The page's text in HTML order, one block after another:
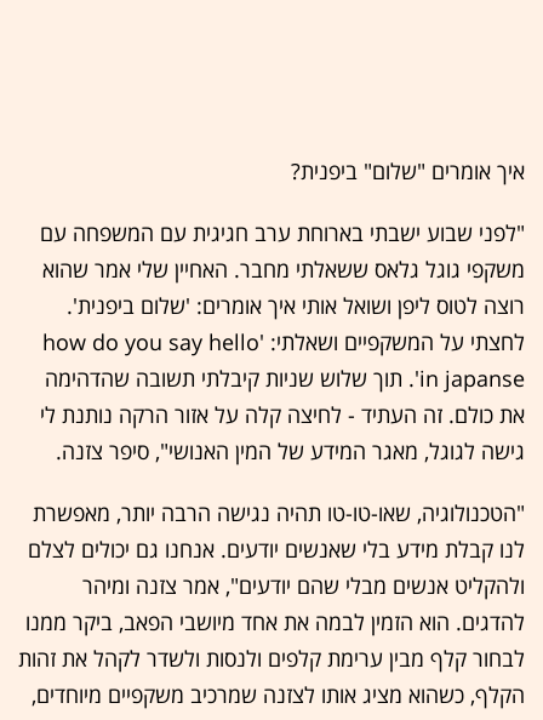
איך אומרים "שלום" ביפנית?
"לפני שבוע ישבתי בארוחת ערב חגיגית עם המשפחה עם
משקפי גוגל גלאס ששאלתי מחבר. האחיין שלי אמר שהוא
רוצה לטוס ליפן ושואל אותי איך אומרים: 'שלום ביפנית'.
לחצתי על המשקפיים ושאלתי: 'how do you say hello
in japanse'. תוך שלוש שניות קיבלתי תשובה שהדהימה
את כולם. זה העתיד - לחיצה קלה על אזור הרקה נותנת לי
גישה לגוגל, מאגר המידע של המין האנושי", סיפר צזנה.
"הטכנולוגיה, שאו-טו-טו תהיה נגישה הרבה יותר, מאפשרת
לנו קבלת מידע בלי שאנשים יודעים. אנחנו גם יכולים לצלם
ולהקליט אנשים מבלי שהם יודעים", אמר צזנה ומיהר
להדגים. הוא הזמין לבמה את אחד מיושבי הפאב, ביקר ממנו
לבחור קלף מבין ערימת קלפים ולנסות ולשדר לקהל את זהות
הקלף, כשהוא מציג אותו לצזנה שמרכיב משקפיים מיוחדים,